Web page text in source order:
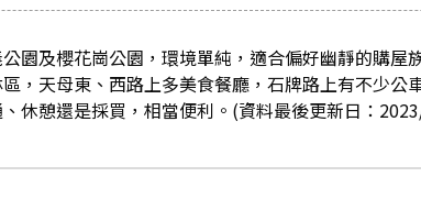
園及櫻花崗公園，環境單純，適合偏好幽靜的購屋
，天母東、西路上多美食餐廳，石牌路上有不少公
休憩還是採買，相當便利。(資料最後更新日：